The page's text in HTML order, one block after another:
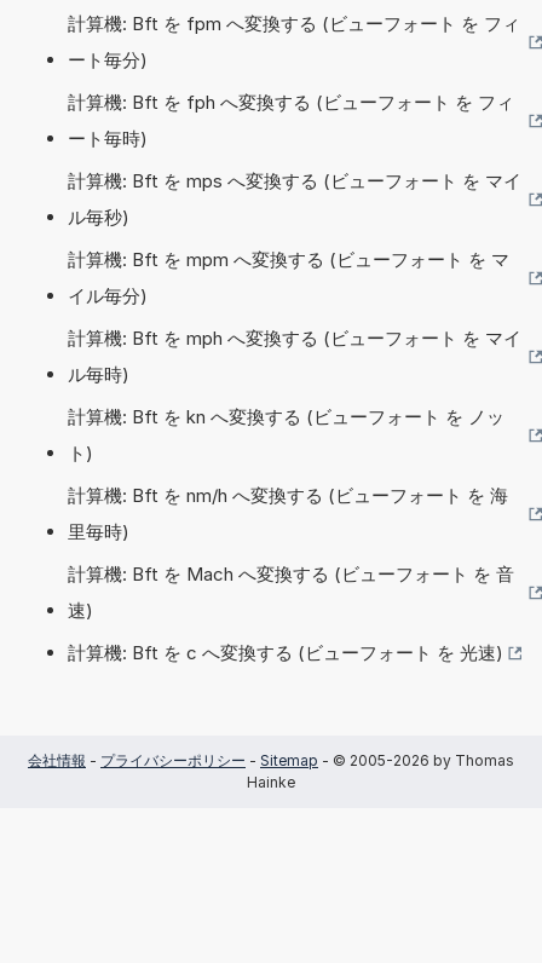
計算機: Bft を fpm へ変換する (ビューフォート を フィ
ート毎分)
計算機: Bft を fph へ変換する (ビューフォート を フィ
ート毎時)
計算機: Bft を mps へ変換する (ビューフォート を マイ
ル毎秒)
計算機: Bft を mpm へ変換する (ビューフォート を マ
イル毎分)
計算機: Bft を mph へ変換する (ビューフォート を マイ
ル毎時)
計算機: Bft を kn へ変換する (ビューフォート を ノッ
ト)
計算機: Bft を nm/h へ変換する (ビューフォート を 海
里毎時)
計算機: Bft を Mach へ変換する (ビューフォート を 音
速)
計算機: Bft を c へ変換する (ビューフォート を 光速)
会社情報 - プライバシーポリシー - Sitemap - © 2005-2026 by Thomas
Hainke